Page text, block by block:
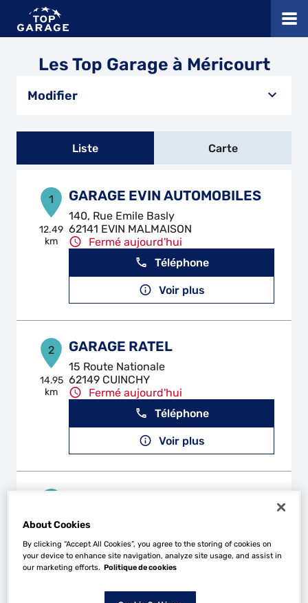
Les Top Garage à Méricourt
Modifier
Liste Carte
1
12.49
km
GARAGE EVIN AUTOMOBILES
140, Rue Emile Basly
62141 EVIN MALMAISON
Fermé aujourd'hui
Téléphone
Voir plus
2
14.95
km
GARAGE RATEL
15 Route Nationale
62149 CUINCHY
Fermé aujourd'hui
Téléphone
Voir plus
17.95
km
64 rue Andre Mercier
62156 VIS EN ARTOIS
Fermé aujourd'hui
Téléphone
Voir plus
About Cookies
By clicking “Accept All Cookies”, you agree to the storing of cookies on
your device to enhance site navigation, analyze site usage, and assist in
our marketing efforts. Politique de cookies